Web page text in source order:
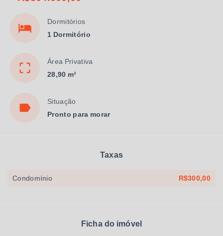
Dormitórios
1 Dormitório
Área Privativa
28,90 m²
Situação
Pronto para morar
Taxas
Condomínio R$300,00
Ficha do imóvel